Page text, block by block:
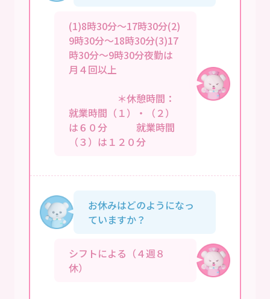
(1)8時30分～17時30分(2)
9時30分～18時30分(3)17
時30分～9時30分夜勤は
月４回以上
＊休憩時間：
就業時間（１）・（２）
は６０分 就業時間
（３）は１２０分
お休みはどのようになっ
ていますか？
シフトによる（４週８
休）